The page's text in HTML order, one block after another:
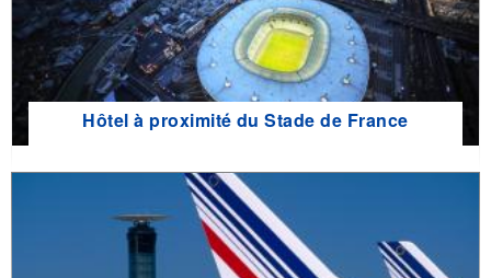
Hôtel à proximité du Stade de France